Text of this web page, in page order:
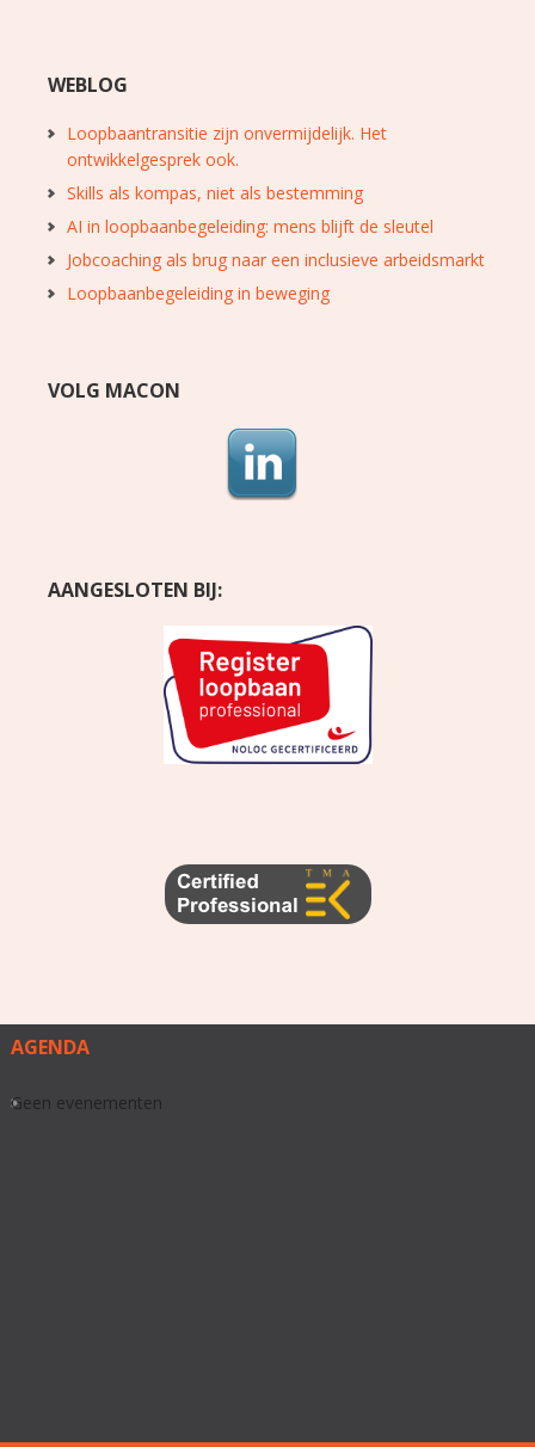
WEBLOG
Loopbaantransitie zijn onvermijdelijk. Het
ontwikkelgesprek ook.
Skills als kompas, niet als bestemming
AI in loopbaanbegeleiding: mens blijft de sleutel
Jobcoaching als brug naar een inclusieve arbeidsmarkt
Loopbaanbegeleiding in beweging
VOLG MACON
AANGESLOTEN BIJ:
AGENDA
Geen evenementen